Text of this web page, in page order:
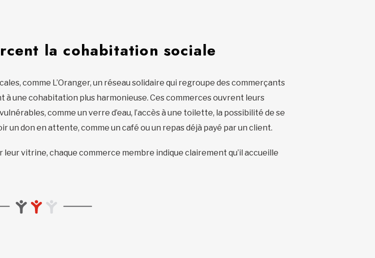
la cohabitation sociale
comme L’Oranger, un réseau solidaire qui regroupe des commerçants
une cohabitation plus harmonieuse. Ces commerces ouvrent leurs
comme un verre d’eau, l’accès à une toilette, la possibilité de se
don en attente, comme un café ou un repas déjà payé par un client.
vitrine, chaque commerce membre indique clairement qu’il accueille